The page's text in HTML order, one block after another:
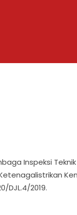
Inspeksi
DJL.4/2019.